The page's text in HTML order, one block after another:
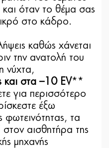
και όταν το θέμα σας
στο κάδρο.
καθώς χάνεται
την ανατολή του
νύχτα,
και στα –10 EV**
για περισσότερο
έξω
φωτεινότητας, τα
στον αισθητήρα της
μηχανής